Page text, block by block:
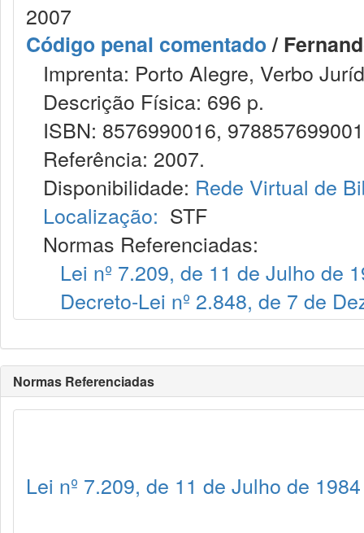
2007
Código penal comentado/
Imprenta: Porto Alegre, Verbo
Descrição Física: 696 p.
ISBN: 8576990016,
Referência: 2007.
Disponibilidade: Rede Virtual de
Localização: STF
Normas Referenciadas:
Lei nº 7.209, de 11 de Julho de
Decreto-Lei nº 2.848, de 7 de
Normas Referenciadas
Lei nº 7.209, de 11 de Julho de 1984